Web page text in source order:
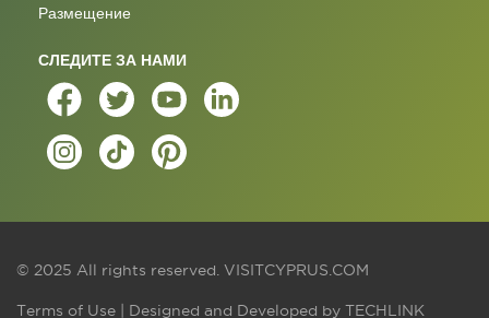
Размещение
СЛЕДИТЕ ЗА НАМИ
© 2025 All rights reserved. VISITCYPRUS.COM
Terms of Use | Designed and Developed by TECHLINK